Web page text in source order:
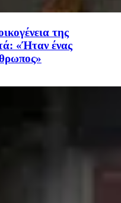
της
«Ήταν ένας